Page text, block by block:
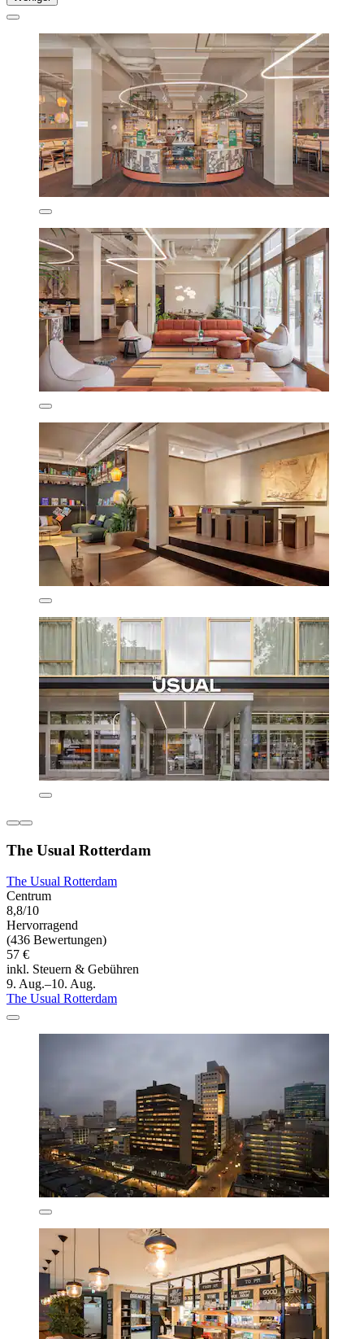
The Usual Rotterdam
The Usual Rotterdam
Centrum
8,8/10
Hervorragend
(436 Bewertungen)
57 €
inkl. Steuern & Gebühren
9. Aug.–10. Aug.
The Usual Rotterdam